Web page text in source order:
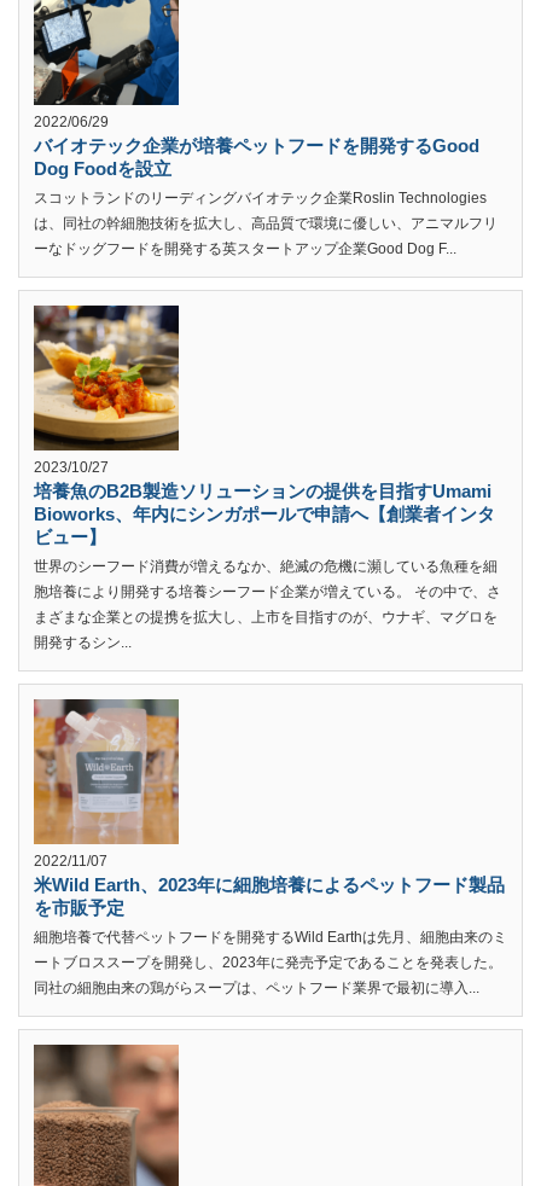
2022/06/29
バイオテック企業が培養ペットフードを開発するGood
Dog Foodを設立
スコットランドのリーディングバイオテック企業Roslin Technologies
は、同社の幹細胞技術を拡大し、高品質で環境に優しい、アニマルフリ
ーなドッグフードを開発する英スタートアップ企業Good Dog F...
2023/10/27
培養魚のB2B製造ソリューションの提供を目指すUmami
Bioworks、年内にシンガポールで申請へ【創業者インタ
ビュー】
世界のシーフード消費が増えるなか、絶滅の危機に瀕している魚種を細
胞培養により開発する培養シーフード企業が増えている。 その中で、さ
まざまな企業との提携を拡大し、上市を目指すのが、ウナギ、マグロを
開発するシン...
2022/11/07
米Wild Earth、2023年に細胞培養によるペットフード製品
を市販予定
細胞培養で代替ペットフードを開発するWild Earthは先月、細胞由来のミ
ートブロススープを開発し、2023年に発売予定であることを発表した。
同社の細胞由来の鶏がらスープは、ペットフード業界で最初に導入...